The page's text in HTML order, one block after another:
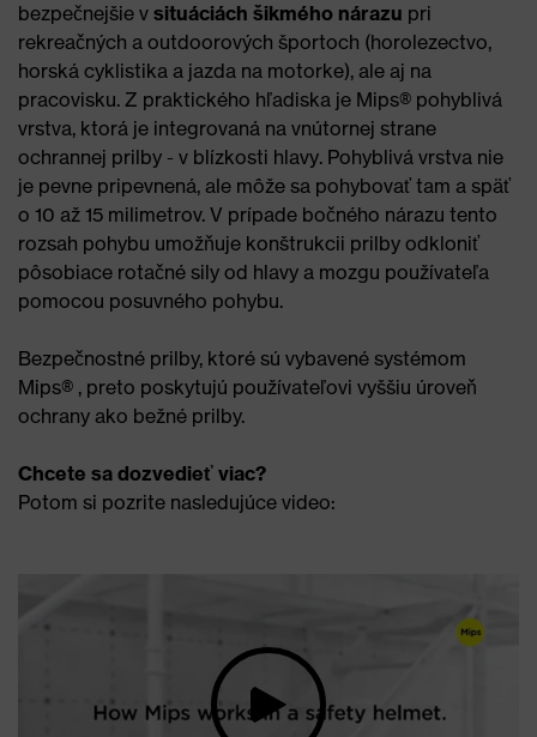
bezpečnejšie v situáciách šikmého nárazu pri
rekreačných a outdoorových športoch (horolezectvo,
horská cyklistika a jazda na motorke), ale aj na
pracovisku. Z praktického hľadiska je Mips® pohyblivá
vrstva, ktorá je integrovaná na vnútornej strane
ochrannej prilby - v blízkosti hlavy. Pohyblivá vrstva nie
je pevne pripevnená, ale môže sa pohybovať tam a späť
o 10 až 15 milimetrov. V prípade bočného nárazu tento
rozsah pohybu umožňuje konštrukcii prilby odkloniť
pôsobiace rotačné sily od hlavy a mozgu používateľa
pomocou posuvného pohybu.
Bezpečnostné prilby, ktoré sú vybavené systémom
Mips® , preto poskytujú používateľovi vyššiu úroveň
ochrany ako bežné prilby.
Chcete sa dozvedieť viac?
Potom si pozrite nasledujúce video: